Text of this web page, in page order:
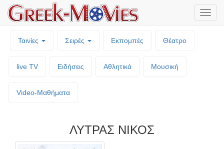
Ταινίες Σειρές Εκπομπές Θέατρο
live TV Ειδήσεις Αθλητικά Μουσική
Video-Mαθήματα
ΛΥΤΡΑΣ ΝΙΚΟΣ